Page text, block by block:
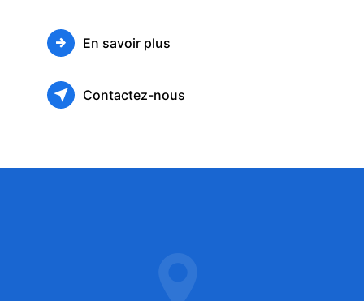
En savoir plus
Contactez-nous